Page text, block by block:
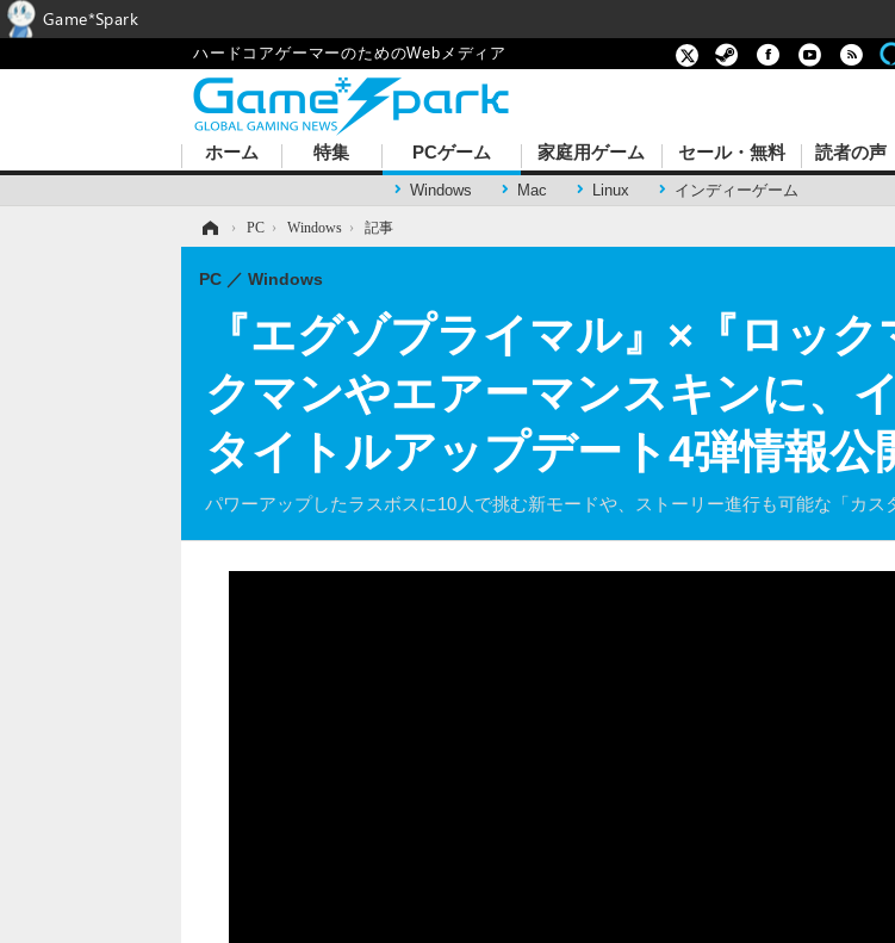
ハードコアゲーマーのためのWebメディア
ホーム 特集 PCゲーム
Windows Mac Linux インディーゲーム
家庭用ゲーム セール・無料 読者の声
› PC › Windows › 記事
『エグゾプライマル』×『ロッ
クマンやエアーマンスキンに、
タイトルアップデート4弾情報公
パワーアップしたラスボスに10人で挑む新モードや、ストーリー進行も可能な「カス
PC Windows
Game*Spark